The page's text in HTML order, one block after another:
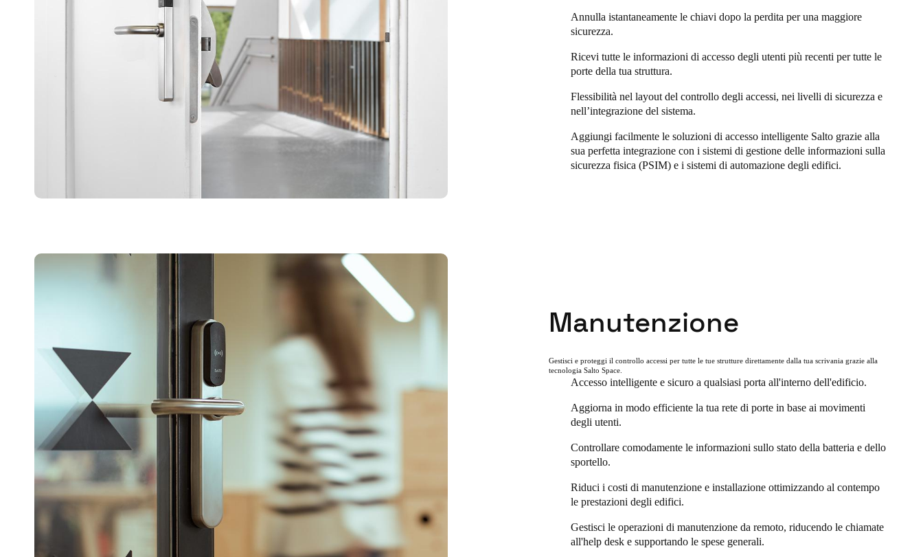
Annulla istantaneamente le chiavi dopo la perdita per una maggiore
sicurezza.
Ricevi tutte le informazioni di accesso degli utenti più recenti per tutte le
porte della tua struttura.
Flessibilità nel layout del controllo degli accessi, nei livelli di sicurezza e
nell’integrazione del sistema.
Aggiungi facilmente le soluzioni di accesso intelligente Salto grazie alla
sua perfetta integrazione con i sistemi di gestione delle informazioni sulla
sicurezza fisica (PSIM) e i sistemi di automazione degli edifici.
Manutenzione
Gestisci e proteggi il controllo accessi per tutte le tue strutture direttamente dalla tua scrivania grazie alla
tecnologia Salto Space.
Accesso intelligente e sicuro a qualsiasi porta all'interno dell'edificio.
Aggiorna in modo efficiente la tua rete di porte in base ai movimenti
degli utenti.
Controllare comodamente le informazioni sullo stato della batteria e dello
sportello.
Riduci i costi di manutenzione e installazione ottimizzando al contempo
le prestazioni degli edifici.
Gestisci le operazioni di manutenzione da remoto, riducendo le chiamate
all'help desk e supportando le spese generali.